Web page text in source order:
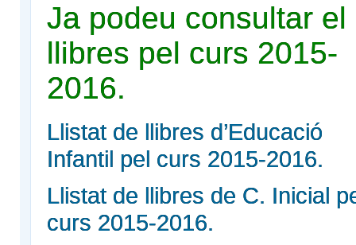
Ja podeu consultar el
llibres pel curs 2015-
Llistat de llibres d’Educació
Infantil pel curs 2015-2016.
Llistat de llibres de C. Inicial
curs 2015-2016.